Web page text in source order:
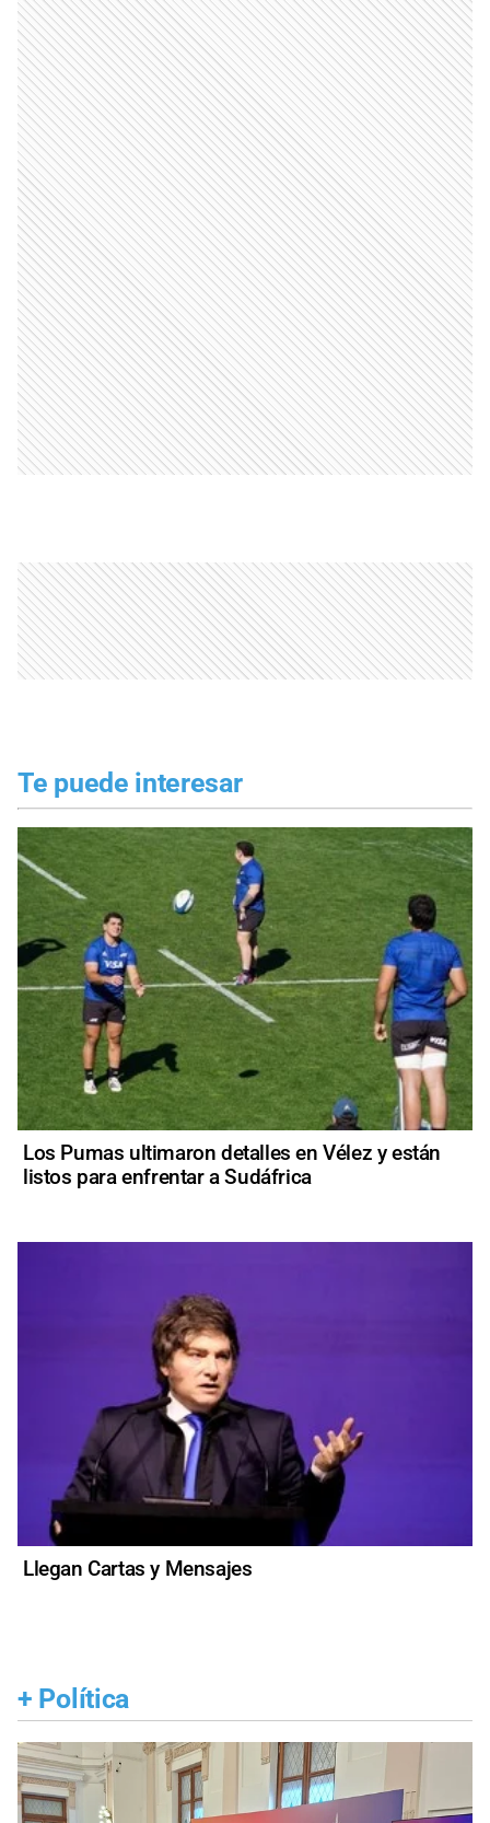
Te puede interesar
Los Pumas ultimaron detalles en Vélez y están
listos para enfrentar a Sudáfrica
Llegan Cartas y Mensajes
+ Política